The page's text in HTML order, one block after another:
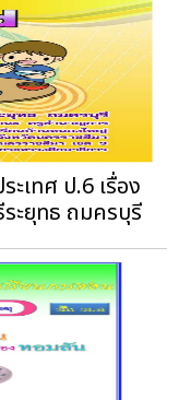
ะเทศ ป.6 เรื่อง
ะยุทธ ถมครบุรี